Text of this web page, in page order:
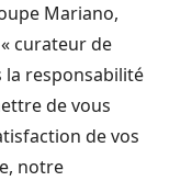
Mariano,
« curateur de
la responsabilité
de vous
de vos
notre